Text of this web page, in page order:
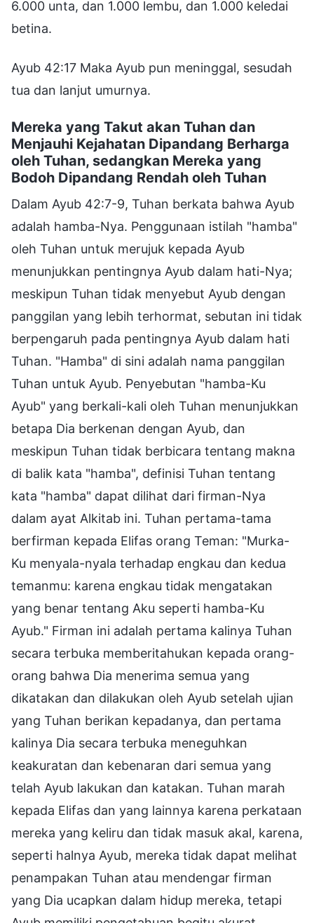
6.000 unta, dan 1.000 lembu, dan 1.000 keledai
betina.
Ayub 42:17 Maka Ayub pun meninggal, sesudah
tua dan lanjut umurnya.
Mereka yang Takut akan Tuhan dan
Menjauhi Kejahatan Dipandang Berharga
oleh Tuhan, sedangkan Mereka yang
Bodoh Dipandang Rendah oleh Tuhan
Dalam Ayub 42:7-9, Tuhan berkata bahwa Ayub
adalah hamba-Nya. Penggunaan istilah "hamba"
oleh Tuhan untuk merujuk kepada Ayub
menunjukkan pentingnya Ayub dalam hati-Nya;
meskipun Tuhan tidak menyebut Ayub dengan
panggilan yang lebih terhormat, sebutan ini tidak
berpengaruh pada pentingnya Ayub dalam hati
Tuhan. "Hamba" di sini adalah nama panggilan
Tuhan untuk Ayub. Penyebutan "hamba-Ku
Ayub" yang berkali-kali oleh Tuhan menunjukkan
betapa Dia berkenan dengan Ayub, dan
meskipun Tuhan tidak berbicara tentang makna
di balik kata "hamba", definisi Tuhan tentang
kata "hamba" dapat dilihat dari firman-Nya
dalam ayat Alkitab ini. Tuhan pertama-tama
berfirman kepada Elifas orang Teman: "Murka-
Ku menyala-nyala terhadap engkau dan kedua
temanmu: karena engkau tidak mengatakan
yang benar tentang Aku seperti hamba-Ku
Ayub." Firman ini adalah pertama kalinya Tuhan
secara terbuka memberitahukan kepada orang-
orang bahwa Dia menerima semua yang
dikatakan dan dilakukan oleh Ayub setelah ujian
yang Tuhan berikan kepadanya, dan pertama
kalinya Dia secara terbuka meneguhkan
keakuratan dan kebenaran dari semua yang
telah Ayub lakukan dan katakan. Tuhan marah
kepada Elifas dan yang lainnya karena perkataan
mereka yang keliru dan tidak masuk akal, karena,
seperti halnya Ayub, mereka tidak dapat melihat
penampakan Tuhan atau mendengar firman
yang Dia ucapkan dalam hidup mereka, tetapi